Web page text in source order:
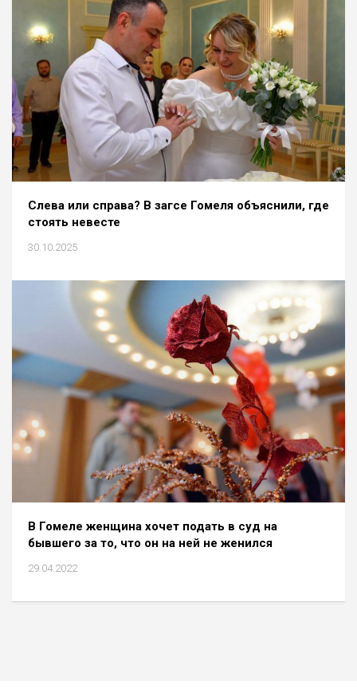
Слева или справа? В загсе Гомеля объяснили, где
стоять невесте
30.10.2025
В Гомеле женщина хочет подать в суд на
бывшего за то, что он на ней не женился
29.04.2022